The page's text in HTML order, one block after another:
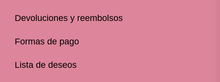
Devoluciones y reembolsos
Formas de pago
Lista de deseos